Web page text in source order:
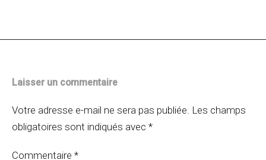
Laisser un commentaire
Votre adresse e-mail ne sera pas publiée. Les champs
obligatoires sont indiqués avec *
Commentaire *